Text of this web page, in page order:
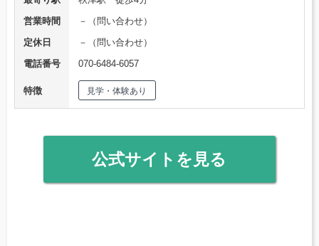
営業時間
－（問い合わせ）
定休日
－（問い合わせ）
電話番号
070-6484-6057
特徴 見学・体験あり
公式サイトを見る